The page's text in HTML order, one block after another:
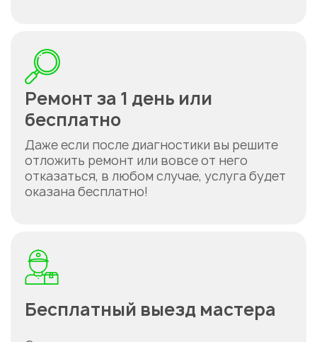
Ремонт за 1 день или
бесплатно
Даже если после диагностики вы решите
отложить ремонт или вовсе от него
отказаться, в любом случае, услуга будет
оказана бесплатно!
Бесплатный выезд мастера